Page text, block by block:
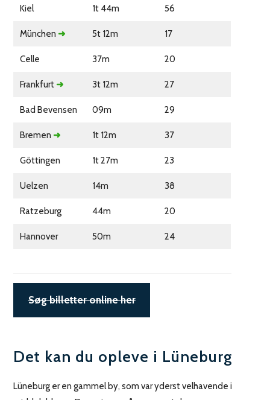
Kiel 1t 44m 56
München ➜ 5t 12m 17
Celle 37m 20
Frankfurt ➜ 3t 12m 27
Bad Bevensen 09m 29
Bremen ➜ 1t 12m 37
Göttingen 1t 27m 23
Uelzen 14m 38
Ratzeburg 44m 20
Hannover 50m 24
Søg billetter online her
Det kan du opleve i Lüneburg
Lüneburg er en gammel by, som var yderst velhavende i